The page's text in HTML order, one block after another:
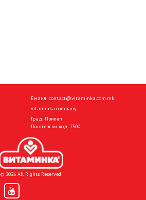
Емаил: contact@vitaminka.com.mk
vitaminka.company
Град: Прилеп
Поштенски код: 7500
© 2026 All Rights Reserved